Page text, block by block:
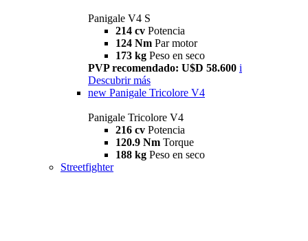
Panigale V4 S
214 cv Potencia
124 Nm Par motor
173 kg Peso en seco
PVP recomendado: U$D 58.600 i
Descubrir más
new Panigale Tricolore V4
Panigale Tricolore V4
216 cv Potencia
120.9 Nm Torque
188 kg Peso en seco
Streetfighter